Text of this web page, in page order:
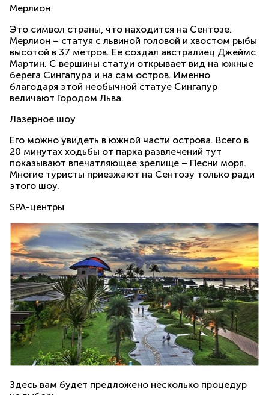
Мерлион
Это символ страны, что находится на Сентозе.
Мерлион – статуя с львиной головой и хвостом рыбы
высотой в 37 метров. Ее создал австралиец Джеймс
Мартин. С вершины статуи открывает вид на южные
берега Сингапура и на сам остров. Именно
благодаря этой необычной статуе Сингапур
величают Городом Льва.
Лазерное шоу
Его можно увидеть в южной части острова. Всего в
20 минутах ходьбы от парка развлечений тут
показывают впечатляющее зрелище – Песни моря.
Многие туристы приезжают на Сентозу только ради
этого шоу.
SPA-центры
Здесь вам будет предложено несколько процедур